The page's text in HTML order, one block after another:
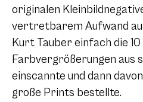
originalen
vertretbarem Aufwand
Kurt Tauber einfach die 10
Farbvergrößerungen aus
einscannte und dann
große Prints bestellte.